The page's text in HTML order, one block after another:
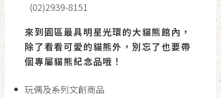
(02)2939-8151
來到園區最具明星光環的大貓熊館內，
除了看看可愛的貓熊外，別忘了也要帶
個專屬貓熊紀念品哦！
玩偶及系列文創商品